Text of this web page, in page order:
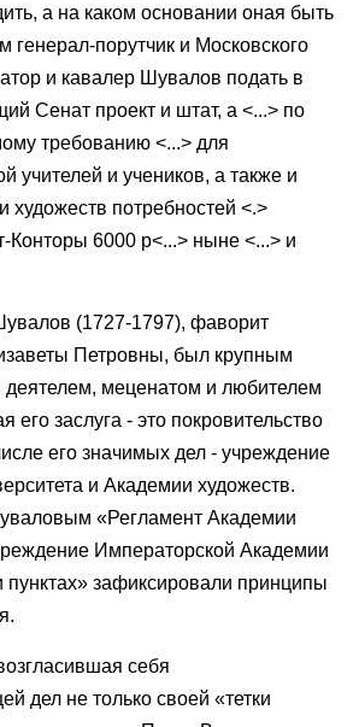
а на каком основании оная быть
генерал-порутчик и Московского
и кавалер Шувалов подать в
Сенат проект и штат, а <...> по
требованию <...> для
учителей и учеников, а также и
художеств потребностей <.>
Конторы 6000 р<...> ныне <...> и
(1727-1797), фаворит
Петровны, был крупным
деятелем, меценатом и любителем
его заслуга - это покровительство
его значимых дел - учреждение
и Академии художеств.
«Регламент Академии
Императорской Академии
пунктах» зафиксировали принципы
себя
дел не только своей «тетки